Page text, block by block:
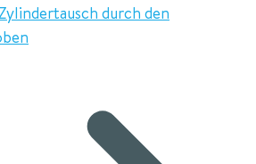
durch den